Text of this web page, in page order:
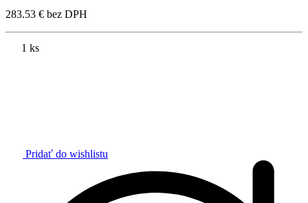
283.53 € bez DPH
1 ks
Pridať do wishlistu